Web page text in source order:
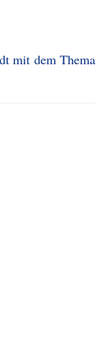
mit dem Thema